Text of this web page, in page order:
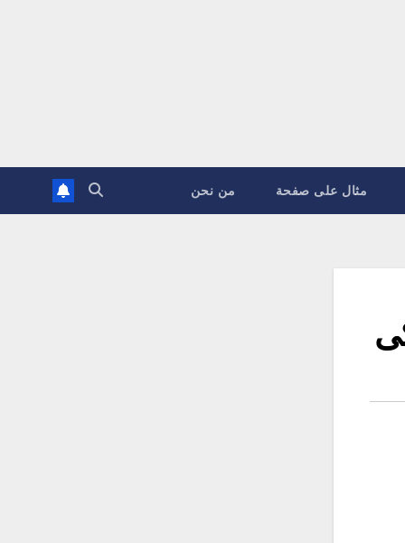
مثال على صفحة من نحن